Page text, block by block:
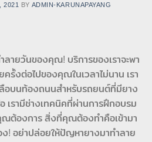
2021 BY ADMIN-KARUNAPAYANG
ายวันของคุณ! บริการของเราจะพา
งต่อไปของคุณในเวลาไม่นาน เรา
ลือบนท้องถนนสำหรับรถยนต์ที่มียาง
เรามีช่างเทคนิคที่ผ่านการฝึกอบรม
ต้องการ สิ่งที่คุณต้องทำคือเข้ามา
อง! อย่าปล่อยให้ปัญหายางมาทำลาย